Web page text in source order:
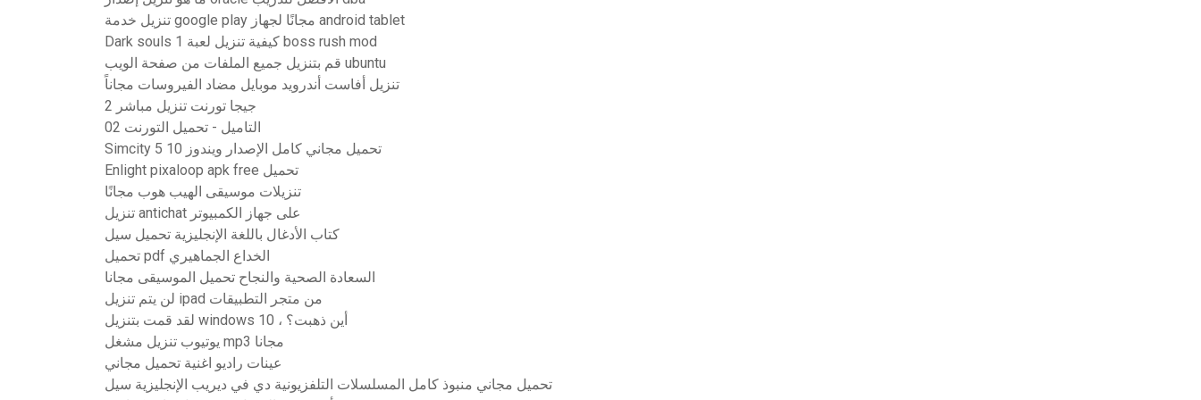
تنزيل خدمة google play مجانًا لجهاز android tablet
Dark souls 1 كيفية تنزيل لعبة boss rush mod
قم بتنزيل جميع الملفات من صفحة الويب ubuntu
تنزيل أفاست أندرويد موبايل مضاد الفيروسات مجاناً
2 جيجا تورنت تنزيل مباشر
02 التاميل - تحميل التورنت
Simcity 5 تحميل مجاني كامل الإصدار ويندوز 10
Enlight pixaloop apk free تحميل
تنزيلات موسيقى الهيب هوب مجانًا
تنزيل antichat على جهاز الكمبيوتر
كتاب الأدغال باللغة الإنجليزية تحميل سيل
تحميل pdf الخداع الجماهيري
السعادة الصحية والنجاح تحميل الموسيقى مجانا
لن يتم تنزيل ipad من متجر التطبيقات
لقد قمت بتنزيل windows 10 ، أين ذهبت؟
يوتيوب تنزيل مشغل mp3 مجانا
عينات راديو اغنية تحميل مجاني
تحميل مجاني منبوذ كامل المسلسلات التلفزيونية دي في ديريب الإنجليزية سيل